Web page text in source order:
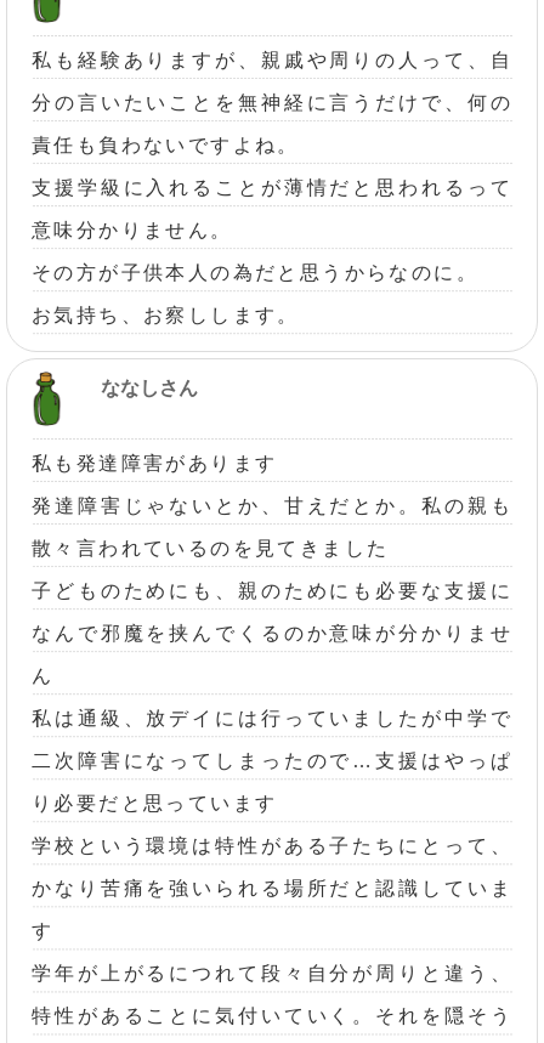
私も経験ありますが、親戚や周りの人って、自
分の言いたいことを無神経に言うだけで、何の
責任も負わないですよね。
支援学級に入れることが薄情だと思われるって
意味分かりません。
その方が子供本人の為だと思うからなのに。
お気持ち、お察しします。
ななしさん
私も発達障害があります
発達障害じゃないとか、甘えだとか。私の親も
散々言われているのを見てきました
子どものためにも、親のためにも必要な支援に
なんで邪魔を挟んでくるのか意味が分かりませ
ん
私は通級、放デイには行っていましたが中学で
二次障害になってしまったので…支援はやっぱ
り必要だと思っています
学校という環境は特性がある子たちにとって、
かなり苦痛を強いられる場所だと認識していま
す
学年が上がるにつれて段々自分が周りと違う、
特性があることに気付いていく。それを隠そう